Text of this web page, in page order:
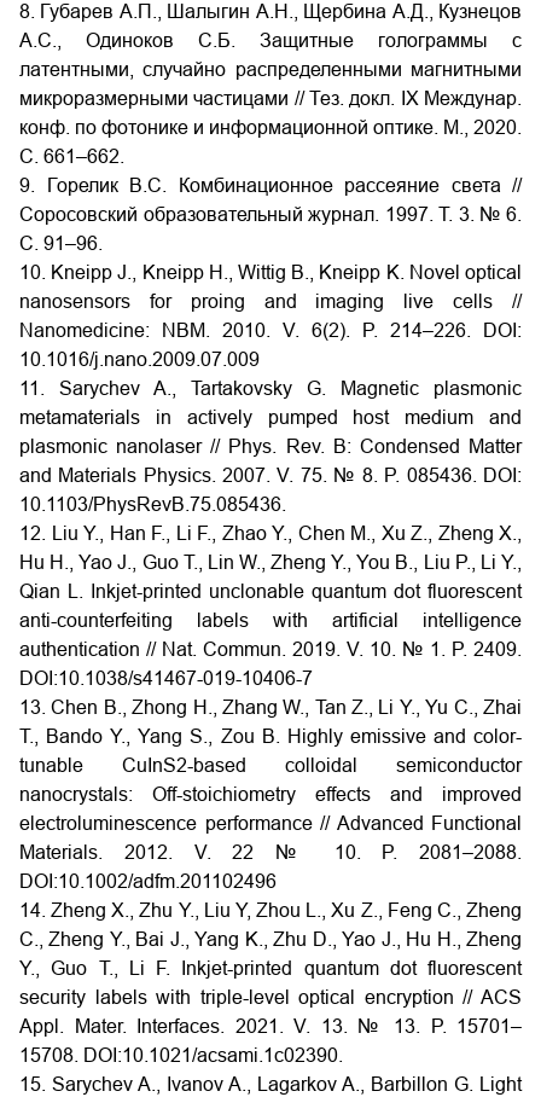
8. Губарев А.П., Шалыгин А.Н., Щербина А.Д., Кузнецов
А.С., Одиноков С.Б. Защитные голограммы с
латентными, случайно распределенными магнитными
микроразмерными частицами // Тез. докл. IX Междунар.
конф. по фотонике и информационной оптике. М., 2020.
С. 661–662.
9. Горелик В.С. Комбинационное рассеяние света //
Соросовский образовательный журнал. 1997. Т. 3. № 6.
С. 91–96.
10. Kneipp J., Kneipp H., Wittig B., Kneipp K. Novel optical
nanosensors for proing and imaging live cells //
Nanomedicine: NBM. 2010. V. 6(2). P. 214–226. DOI:
10.1016/j.nano.2009.07.009
11. Sarychev A., Tartakovsky G. Magnetic plasmonic
metamaterials in actively pumped host medium and
plasmonic nanolaser // Phys. Rev. B: Condensed Matter
and Materials Physics. 2007. V. 75. № 8. P. 085436. DOI:
10.1103/PhysRevB.75.085436.
12. Liu Y., Han F., Li F., Zhao Y., Chen M., Xu Z., Zheng X.,
Hu H., Yao J., Guo T., Lin W., Zheng Y., You B., Liu P., Li Y.,
Qian L. Inkjet-printed unclonable quantum dot fluorescent
anti-counterfeiting labels with artificial intelligence
authentication // Nat. Commun. 2019. V. 10. № 1. P. 2409.
DOI:10.1038/s41467-019-10406-7
13. Chen B., Zhong H., Zhang W., Tan Z., Li Y., Yu C., Zhai
T., Bando Y., Yang S., Zou B. Highly emissive and color-
tunable CuInS2-based colloidal semiconductor
nanocrystals: Off-stoichiometry effects and improved
electroluminescence performance // Advanced Functional
Materials. 2012. V. 22 № 10. P. 2081–2088.
DOI:10.1002/adfm.201102496
14. Zheng X., Zhu Y., Liu Y, Zhou L., Xu Z., Feng C., Zheng
C., Zheng Y., Bai J., Yang K., Zhu D., Yao J., Hu H., Zheng
Y., Guo T., Li F. Inkjet-printed quantum dot fluorescent
security labels with triple-level optical encryption // ACS
Appl. Mater. Interfaces. 2021. V. 13. № 13. P. 15701–
15708. DOI:10.1021/acsami.1c02390.
15. Sarychev A., Ivanov A., Lagarkov A., Barbillon G. Light